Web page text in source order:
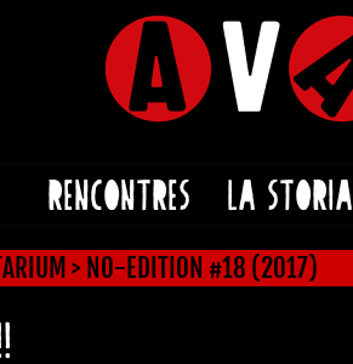
RENCONTRES LA STORIA
> NO-EDITION #18 (2017)